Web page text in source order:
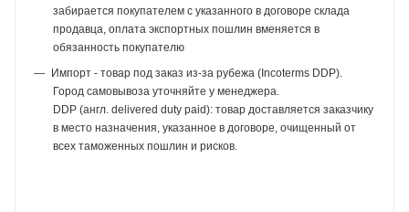
забирается покупателем с указанного в договоре склада
продавца, оплата экспортных пошлин вменяется в
обязанность покупателю
Импорт - товар под заказ из-за рубежа (Incoterms DDP).
Город самовывоза уточняйте у менеджера.
DDP (англ. delivered duty paid): товар доставляется заказчику
в место назначения, указанное в договоре, очищенный от
всех таможенных пошлин и рисков.